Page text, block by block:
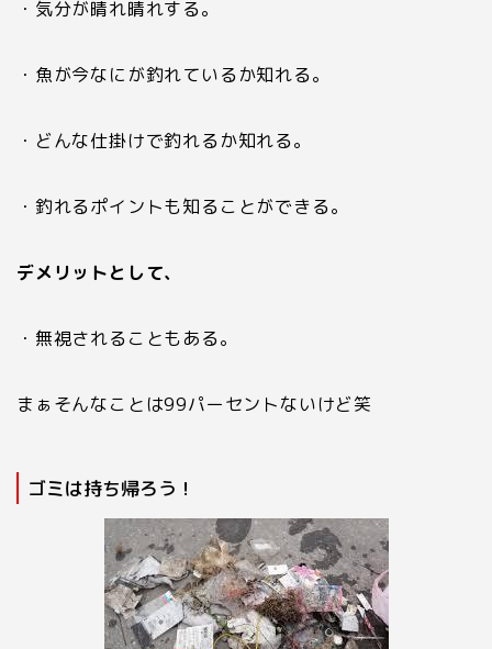
・気分が晴れ晴れする。
・魚が今なにが釣れているか知れる。
・どんな仕掛けで釣れるか知れる。
・釣れるポイントも知ることができる。
デメリットとして、
・無視されることもある。
まぁそんなことは99パーセントないけど笑
ゴミは持ち帰ろう！